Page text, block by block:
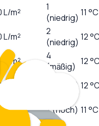
L/m²
1
(niedrig) 11 °C
L/m²
2
(niedrig) 12
L/m²
4
(mäßig) 12
6 (hoch)12
L/m² 7 (hoch) 11 °C